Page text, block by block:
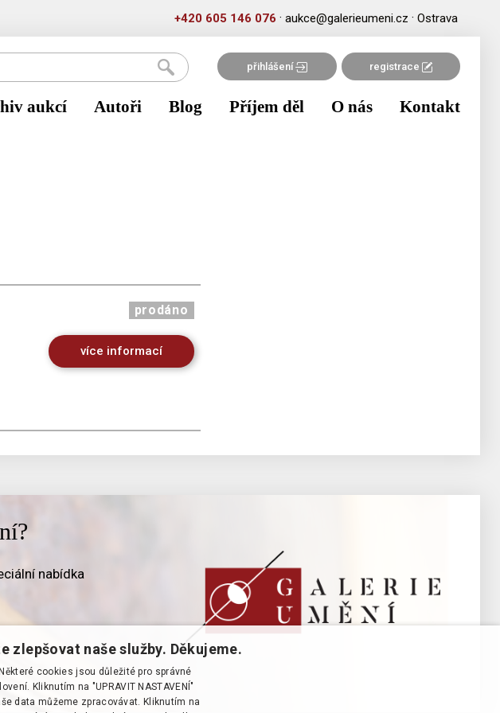
+420 605 146 076 · aukce@galerieumeni.cz · Ostrava
přihlášení registrace
aukcí Autoři Blog Příjem děl O nás Kontakt
prodáno
více informací
nabídka
zlepšovat naše služby. Děkujeme.
cookies jsou důležité pro správné
Kliknutím na "UPRAVIT NASTAVENÍ"
data můžeme zpracovávat. Kliknutím na